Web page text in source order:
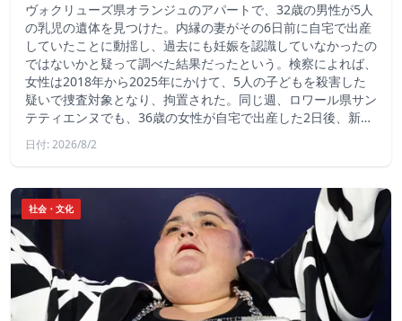
ヴォクリューズ県オランジュのアパートで、32歳の男性が5人
の乳児の遺体を見つけた。内縁の妻がその6日前に自宅で出産
していたことに動揺し、過去にも妊娠を認識していなかったの
ではないかと疑って調べた結果だったという。検察によれば、
女性は2018年から2025年にかけて、5人の子どもを殺害した
疑いで捜査対象となり、拘置された。同じ週、ロワール県サン
テティエンヌでも、36歳の女性が自宅で出産した2日後、新…
日付: 2026/8/2
社会・文化